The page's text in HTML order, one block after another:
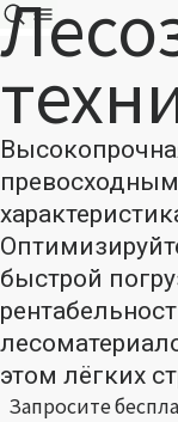
быстрой
этом лёгких
Запросите